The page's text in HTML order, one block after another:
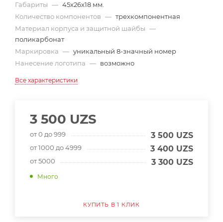
Габариты — 45x26x18 мм.
Количество компонентов — трехкомпонентная
Материал корпуса и защитной шайбы —
поликарбонат
Маркировка — уникальный 8-значный номер
Нанесение логотипа — возможно
Все характеристики
3 500 UZS
от 0 до 999 3 500 UZS
от 1000 до 4999 3 400 UZS
от 5000 3 300 UZS
Много
КУПИТЬ В 1 КЛИК